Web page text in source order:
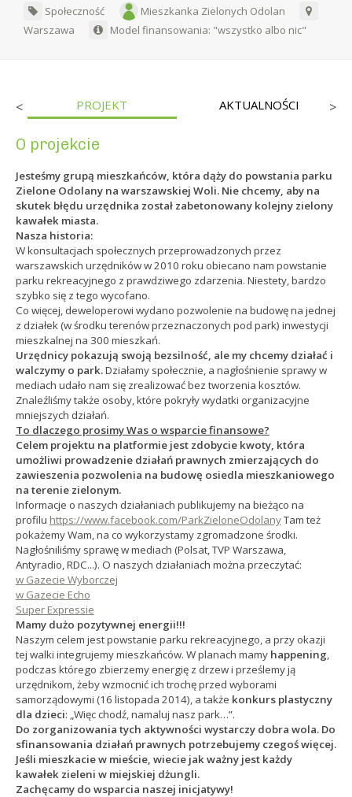
Społeczność
Mieszkanka Zielonych Odolan
Warszawa
Model finansowania: "wszystko albo nic"
< PROJEKT AKTUALNOŚCI >
O projekcie
Jesteśmy grupą mieszkańców, która dąży do powstania parku
Zielone Odolany na warszawskiej Woli. Nie chcemy, aby na
skutek błędu urzędnika został zabetonowany kolejny zielony
kawałek miasta.
Nasza historia:
W konsultacjach społecznych przeprowadzonych przez
warszawskich urzędników w 2010 roku obiecano nam powstanie
parku rekreacyjnego z prawdziwego zdarzenia. Niestety, bardzo
szybko się z tego wycofano.
Co więcej, deweloperowi wydano pozwolenie na budowę na jednej
z działek (w środku terenów przeznaczonych pod park) inwestycji
mieszkalnej na 300 mieszkań.
Urzędnicy pokazują swoją bezsilność, ale my chcemy działać i
walczymy o park.Działamy społecznie, a nagłośnienie sprawy w
mediach udało nam się zrealizować bez tworzenia kosztów.
Znaleźliśmy także osoby, które pokryły wydatki organizacyjne
mniejszych działań.
To dlaczego prosimy Was o wsparcie finansowe?
Celem projektu na platformie jest zdobycie kwoty, która
umożliwi prowadzenie działań prawnych zmierzających do
zawieszenia pozwolenia na budowę osiedla mieszkaniowego
na terenie zielonym.
Informacje o naszych działaniach publikujemy na bieżąco na
profilu https://www.facebook.com/ParkZieloneOdolanyTam też
pokażemy Wam, na co wykorzystamy zgromadzone środki.
Nagłośniliśmy sprawę w mediach (Polsat, TVP Warszawa,
Antyradio, RDC...). O naszych działaniach można przeczytać:
w Gazecie Wyborczej
w Gazecie Echo
Super Expressie
Mamy dużo pozytywnej energii!!!
Naszym celem jest powstanie parku rekreacyjnego, a przy okazji
tej walki integrujemy mieszkańców. W planach mamy happening,
podczas którego zbierzemy energię z drzew i prześlemy ją
urzędnikom, żeby wzmocnić ich trochę przed wyborami
samorządowymi (16 listopada 2014), a także konkurs plastyczny
dla dzieci: „Więc chodź, namaluj nasz park…”.
Do zorganizowania tych aktywności wystarczy dobra wola. Do
sfinansowania działań prawnych potrzebujemy czegoś więcej.
Jeśli mieszkacie w mieście, wiecie jak ważny jest każdy
kawałek zieleni w miejskiej dżungli.
Zachęcamy do wsparcia naszej inicjatywy!